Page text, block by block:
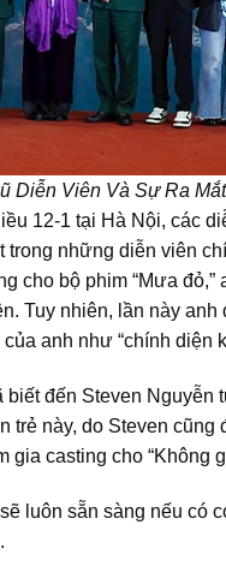
Diễn Viên Và Sự Ra Mắt
12-1 tại Hà Nội, các
những diễn viên
cho bộ phim “Mưa
Tuy nhiên, lần này
anh như “chính diện
đến Steven Nguyễn
này, do Steven cũng
gia casting cho “Không
luôn sẵn sàng nếu có